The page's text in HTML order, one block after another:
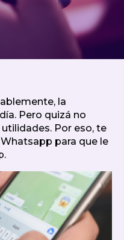
la
Pero quizá no
Por eso, te
para que le